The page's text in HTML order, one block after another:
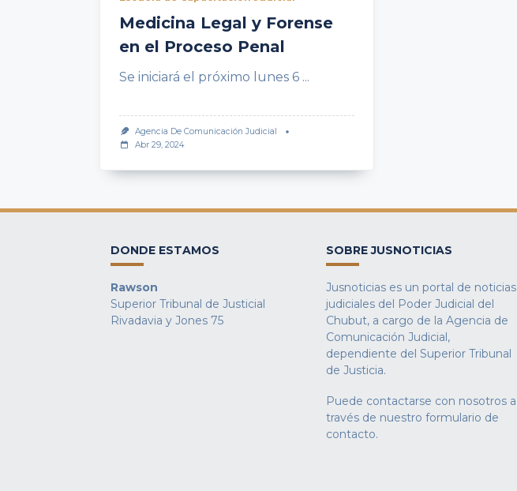
Medicina Legal y Forense
en el Proceso Penal
Se iniciará el próximo lunes 6 ...
Agencia De Comunicación Judicial
Abr 29, 2024
DONDE ESTAMOS
Rawson
Superior Tribunal de Justicial
Rivadavia y Jones 75
SOBRE JUSNOTICIAS
Jusnoticias es un portal de noticias
judiciales del Poder Judicial del
Chubut, a cargo de la Agencia de
Comunicación Judicial,
dependiente del Superior Tribunal
de Justicia.
Puede contactarse con nosotros a
través de nuestro formulario de
contacto.